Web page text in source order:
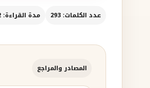
عدد الكلمات: 293 مدة القراءة: 2 د
المصادر والمراجع